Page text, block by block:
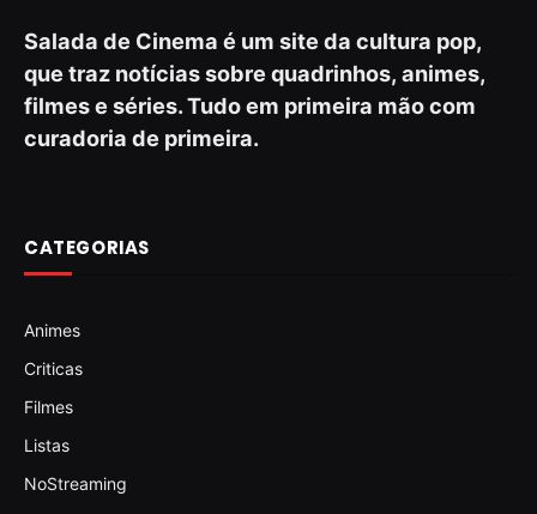
Salada de Cinema é um site da cultura pop,
que traz notícias sobre quadrinhos, animes,
filmes e séries. Tudo em primeira mão com
curadoria de primeira.
CATEGORIAS
Animes
Criticas
Filmes
Listas
NoStreaming